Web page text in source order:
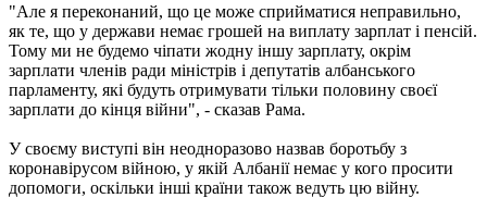
"Але я переконаний, що це може сприйматися неправильно,
як те, що у держави немає грошей на виплату зарплат і пенсій.
Тому ми не будемо чіпати жодну іншу зарплату, окрім
зарплати членів ради міністрів і депутатів албанського
парламенту, які будуть отримувати тільки половину своєї
зарплати до кінця війни", - сказав Рама.
У своєму виступі він неодноразово назвав боротьбу з
коронавірусом війною, у якій Албанії немає у кого просити
допомоги, оскільки інші країни також ведуть цю війну.